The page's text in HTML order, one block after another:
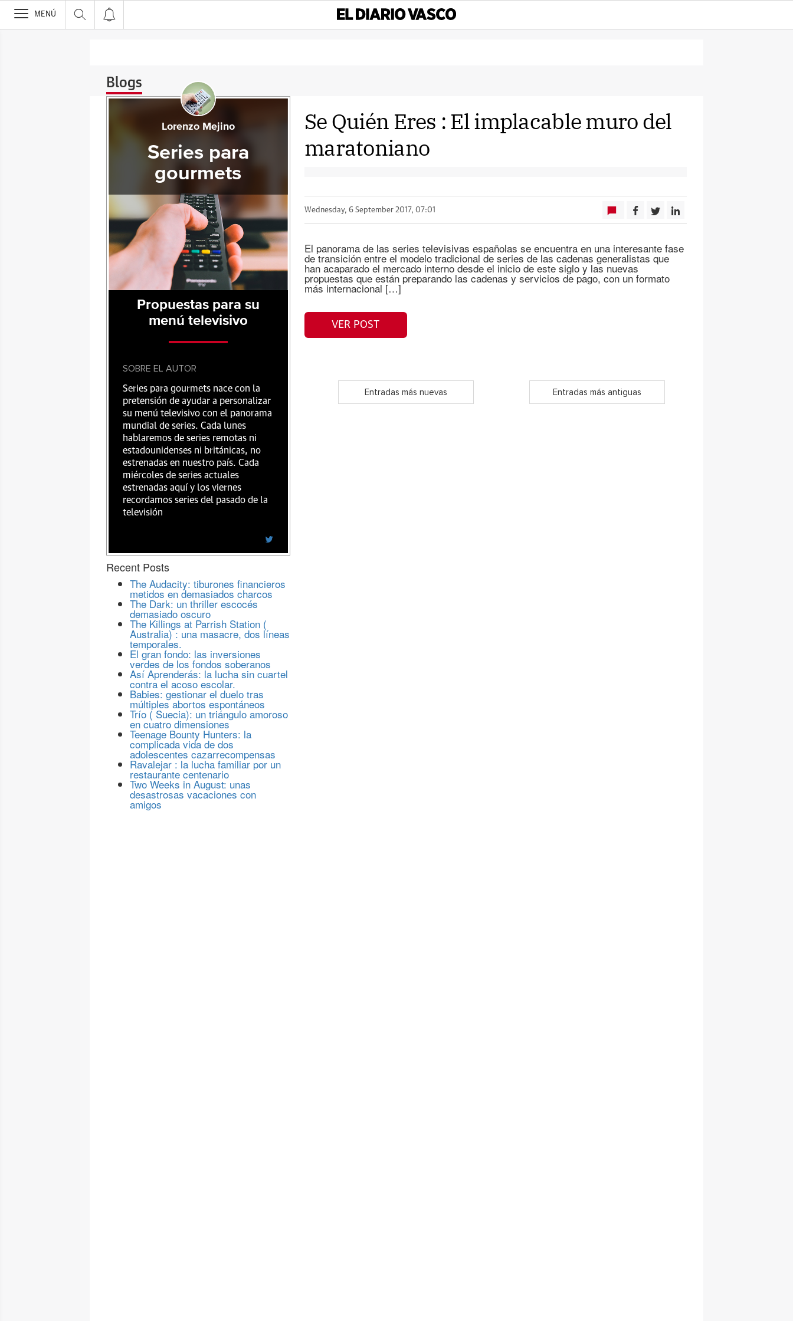
>
MENÚ
Blogs
Se Quién Eres : El implacable muro del
maratoniano
Wednesday, 6 September 2017, 07:01
El panorama de las series televisivas españolas se encuentra en una interesante fase
de transición entre el modelo tradicional de series de las cadenas generalistas que
han acaparado el mercado interno desde el inicio de este siglo y las nuevas
propuestas que están preparando las cadenas y servicios de pago, con un formato
más internacional […]
VER POST
Entradas más nuevas Entradas más antiguas
Lorenzo Mejino
Series para
gourmets
Propuestas para su
menú televisivo
SOBRE EL AUTOR
Series para gourmets nace con la
pretensión de ayudar a personalizar
su menú televisivo con el panorama
mundial de series. Cada lunes
hablaremos de series remotas ni
estadounidenses ni británicas, no
estrenadas en nuestro país. Cada
miércoles de series actuales
estrenadas aquí y los viernes
recordamos series del pasado de la
televisión
Recent Posts
The Audacity: tiburones financieros
metidos en demasiados charcos
The Dark: un thriller escocés
demasiado oscuro
The Killings at Parrish Station (
Australia) : una masacre, dos líneas
temporales.
El gran fondo: las inversiones
verdes de los fondos soberanos
Así Aprenderás: la lucha sin cuartel
contra el acoso escolar.
Babies: gestionar el duelo tras
múltiples abortos espontáneos
Trío ( Suecia): un triángulo amoroso
en cuatro dimensiones
Teenage Bounty Hunters: la
complicada vida de dos
adolescentes cazarrecompensas
Ravalejar : la lucha familiar por un
restaurante centenario
Two Weeks in August: unas
desastrosas vacaciones con
amigos